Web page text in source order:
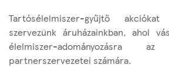
Tartósélelmiszer-gyűjtő
szervezünk áruházainkban, ahol
élelmiszer-adományozásra
partnerszervezetei számára.